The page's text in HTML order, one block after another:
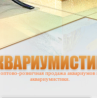
оптово-розничная продажа аквариумов
аквариумистики.